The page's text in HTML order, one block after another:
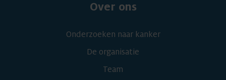
Over ons
Onderzoeken naar kanker
De organisatie
Team